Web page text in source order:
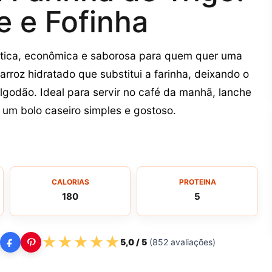
e Fofinha
econômica e saborosa para quem quer uma
hidratado que substitui a farinha, deixando o
Ideal para servir no café da manhã, lanche
bolo caseiro simples e gostoso.
CALORIAS
180
PROTEINA
5
★★★★★5,0/ 5 (852 avaliações)